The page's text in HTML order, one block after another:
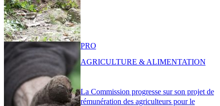
La Commission progresse sur son projet de
rémunération des agriculteurs pour le
PRO
AGRICULTURE & ALIMENTATION